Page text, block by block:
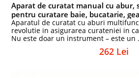
Aparat de curatat manual cu abur,
pentru curatare baie, bucatarie,
Aparatul de curatat cu aburi
revolutie in asigurarea curateniei in
Nu este doar un instrument – este un
262 Lei